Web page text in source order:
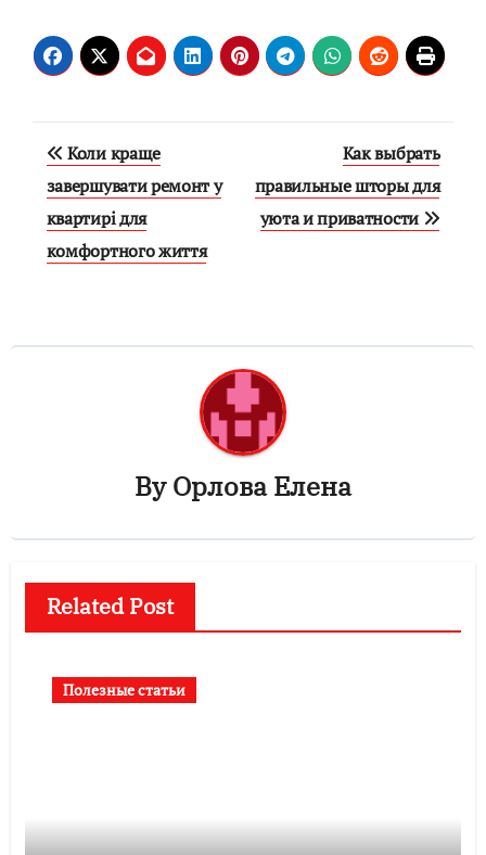
Навигация
по
записям
Коли краще
завершувати ремонт у
квартирі для
комфортного життя
Как выбрать
правильные шторы для
уюта и приватности
ByОрлова Елена
Related Post
Полезные статьи